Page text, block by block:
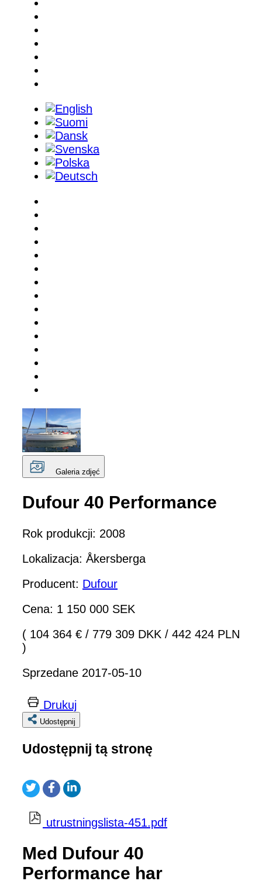
Galeria zdjęć
Dufour 40 Performance
Rok produkcji: 2008
Lokalizacja: Åkersberga
Producent: Dufour
Cena: 1 150 000 SEK
( 104 364 € / 779 309 DKK / 442 424 PLN
)
Sprzedane 2017-05-10
Drukuj
Udostępnij
Udostępnij tą stronę
utrustningslista-451.pdf
Med Dufour 40
Performance har